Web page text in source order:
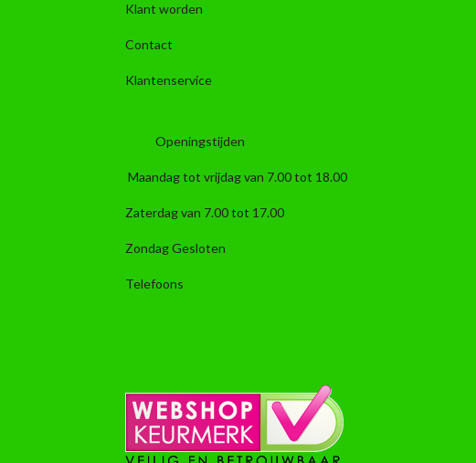
Klant worden
Contact
Klantenservice
Openingstijden
Maandag tot vrijdag van 7.00 tot 18.00
Zaterdag van 7.00 tot 17.00
Zondag Gesloten
Telefoons